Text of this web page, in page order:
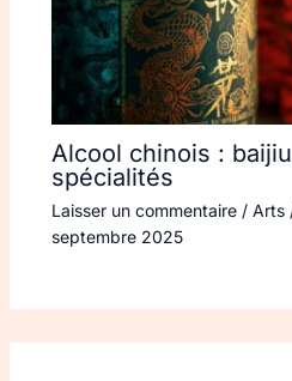
Alcool chinois :
spécialités
Laisser un commentaire / Arts
septembre 2025